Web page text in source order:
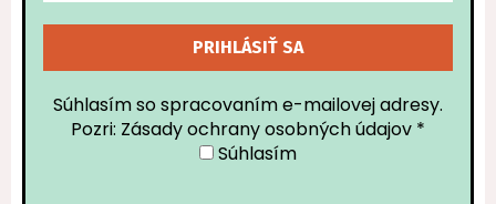
Súhlasím so spracovaním e-mailovej adresy.
Pozri: Zásady ochrany osobných údajov *
Súhlasím